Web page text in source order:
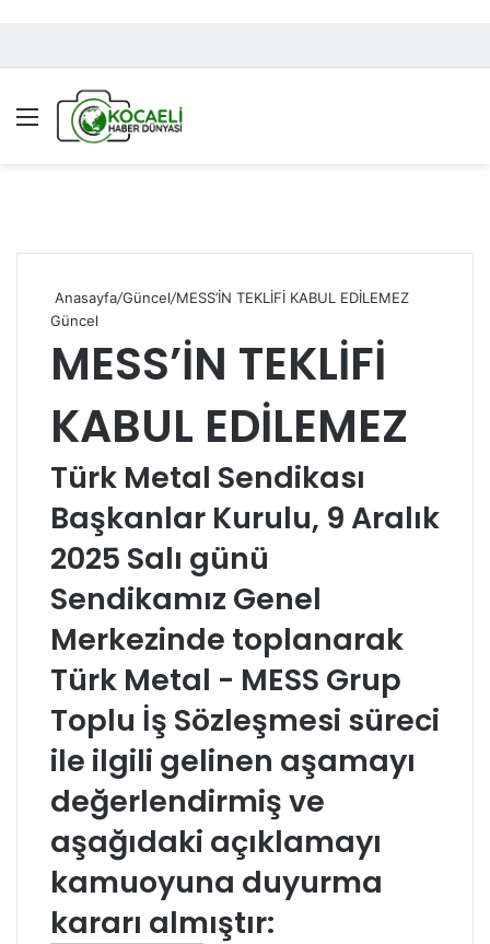
Menü
Anasayfa/Güncel/MESS’İN TEKLİFİ KABUL EDİLEMEZ
Güncel
MESS’İN TEKLİFİ
KABUL EDİLEMEZ
Türk Metal Sendikası
Başkanlar Kurulu, 9 Aralık
2025 Salı günü
Sendikamız Genel
Merkezinde toplanarak
Türk Metal - MESS Grup
Toplu İş Sözleşmesi süreci
ile ilgili gelinen aşamayı
değerlendirmiş ve
aşağıdaki açıklamayı
kamuoyuna duyurma
kararı almıştır: